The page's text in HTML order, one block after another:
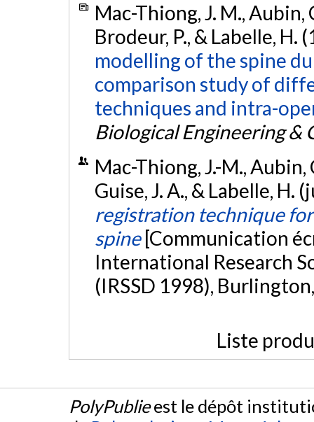
Mac-Thiong, J. M., Aubin,
Brodeur, P., & Labelle, H.
modelling of the spine
comparison study of
techniques and intra-
Biological Engineering &
Mac-Thiong, J.-M., Aubin,
Guise, J. A., & Labelle, H.
registration technique
spine [Communication
International Research
(IRSSD 1998),
Liste
PolyPublieest le dépôt